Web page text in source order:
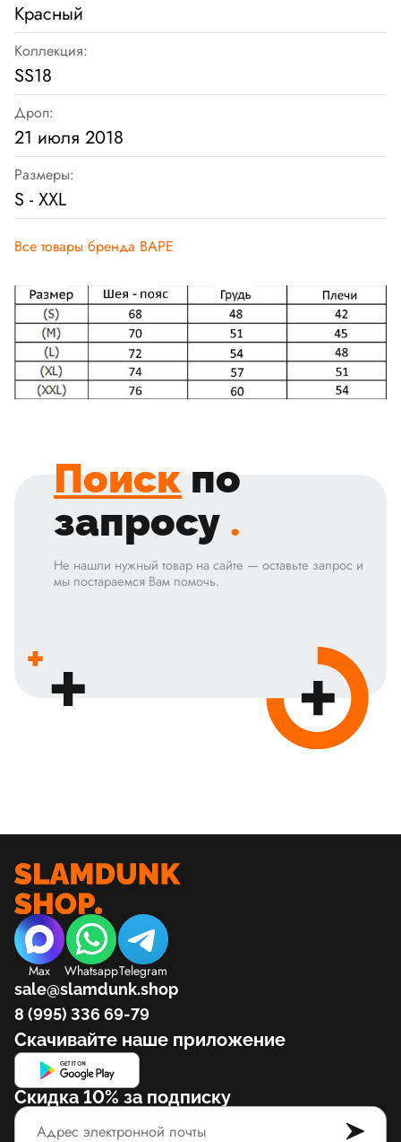
Красный
Коллекция:
SS18
Дроп:
21 июля 2018
Размеры:
S - XXL
Все товары бренда BAPE
Поиск по
запросу .
Не нашли нужный товар на сайте — оставьте запрос и
мы постараемся Вам помочь.
Max WhatsappTelegram
sale@slamdunk.shop
8 (995) 336 69-79
Скачивайте наше приложение
Скидка 10% за подписку